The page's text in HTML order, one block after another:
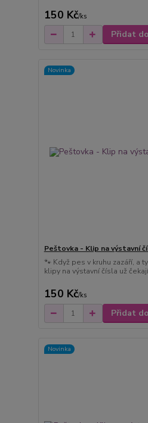
150 Kč/ks
Přidat
Novinka
Peštovka - Klip na výstavní
🐾 Když pes v kruhu zazáří, a
klipy na výstavní čísla už
150 Kč/ks
Přidat
Novinka